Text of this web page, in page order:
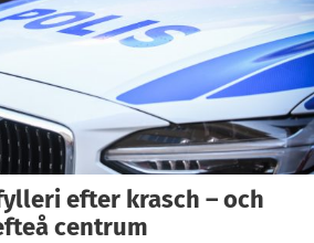
efter krasch – och
centrum